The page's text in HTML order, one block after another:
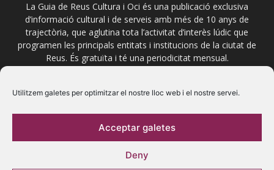
Utilitzem galetes per optimitzar el nostre lloc web i el nostre servei.
Acceptar galetes
Deny
La Guia de Reus Cultura i Oci és una publicació exclusiva
d’informació cultural i de serveis amb més de 10 anys de
trajectòria, que aglutina tota l’activitat d’interès lúdic que
programen les principals entitats i institucions de la ciutat de
Reus. És gratuïta i té una periodicitat mensual.
Segueix-nos